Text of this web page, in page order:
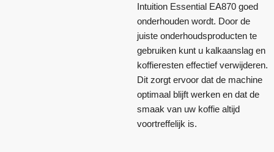
Intuition Essential EA870 goed
onderhouden wordt. Door de
juiste onderhoudsproducten te
gebruiken kunt u kalkaanslag en
koffieresten effectief verwijderen.
Dit zorgt ervoor dat de machine
optimaal blijft werken en dat de
smaak van uw koffie altijd
voortreffelijk is.